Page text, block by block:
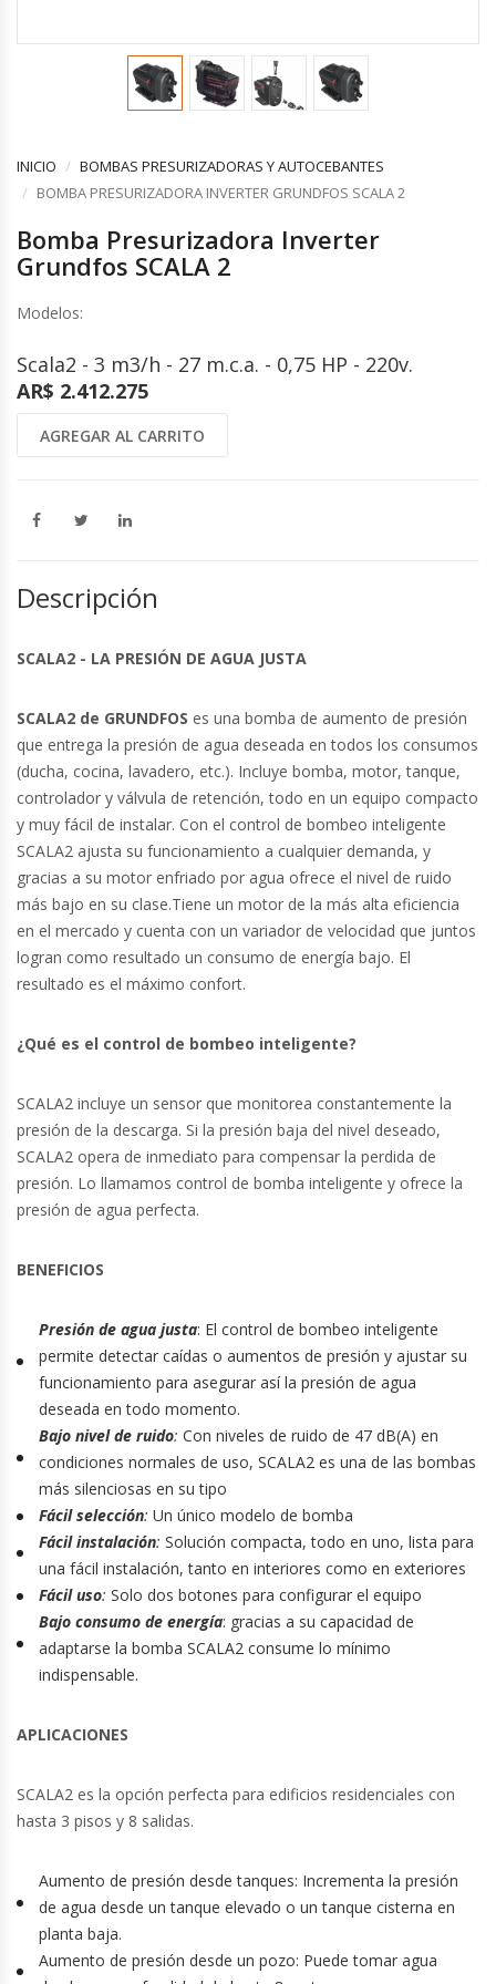
Controles y Accesorios
Rejas y Difusores
CONTROLES Y ACCESORIOS
CONDUCCIONES
CALEFACCION ELECTRICA
Climatizadores Eléctricos
Termotanques Eléctricos
Paneles Termoeléctricos
Toalleros Eléctricos
Grifos Eléctricos
VENTILACION INDUSTRIAL
Ventiladores Helicoidales
Ventiladores Axiales
Ventiladores Especiales
Cortinas de Aire Industriales
COMPLEMENTOS
Filtros
Controles
INICIO
BOMBAS PRESURIZADORAS Y AUTOCEBANTES
BOMBA PRESURIZADORA INVERTER GRUNDFOS SCALA 2
Bomba Presurizadora Inverter
Grundfos SCALA 2
Modelos:
Scala2 - 3 m3/h - 27 m.c.a. - 0,75 HP - 220v.
AR$ 2.412.275
AGREGAR AL CARRITO
Descripción
SCALA2 - LA PRESIÓN DE AGUA JUSTA
SCALA2 de GRUNDFOS es una bomba de aumento de presión
que entrega la presión de agua deseada en todos los consumos
(ducha, cocina, lavadero, etc.). Incluye bomba, motor, tanque,
controlador y válvula de retención, todo en un equipo compacto
y muy fácil de instalar. Con el control de bombeo inteligente
SCALA2 ajusta su funcionamiento a cualquier demanda, y
gracias a su motor enfriado por agua ofrece el nivel de ruido
más bajo en su clase.Tiene un motor de la más alta eficiencia
en el mercado y cuenta con un variador de velocidad que juntos
logran como resultado un consumo de energía bajo. El
resultado es el máximo confort.
¿Qué es el control de bombeo inteligente?
SCALA2 incluye un sensor que monitorea constantemente la
presión de la descarga. Si la presión baja del nivel deseado,
SCALA2 opera de inmediato para compensar la perdida de
presión. Lo llamamos control de bomba inteligente y ofrece la
presión de agua perfecta.
BENEFICIOS
Presión de agua justa: El control de bombeo inteligente
permite detectar caídas o aumentos de presión y ajustar su
funcionamiento para asegurar así la presión de agua
deseada en todo momento.
Bajo nivel de ruido: Con niveles de ruido de 47 dB(A) en
condiciones normales de uso, SCALA2 es una de las bombas
más silenciosas en su tipo
Fácil selección: Un único modelo de bomba
Fácil instalación: Solución compacta, todo en uno, lista para
una fácil instalación, tanto en interiores como en exteriores
Fácil uso: Solo dos botones para configurar el equipo
Bajo consumo de energía: gracias a su capacidad de
adaptarse la bomba SCALA2 consume lo mínimo
indispensable.
APLICACIONES
SCALA2 es la opción perfecta para edificios residenciales con
hasta 3 pisos y 8 salidas.
Aumento de presión desde tanques: Incrementa la presión
de agua desde un tanque elevado o un tanque cisterna en
planta baja.
Aumento de presión desde un pozo: Puede tomar agua